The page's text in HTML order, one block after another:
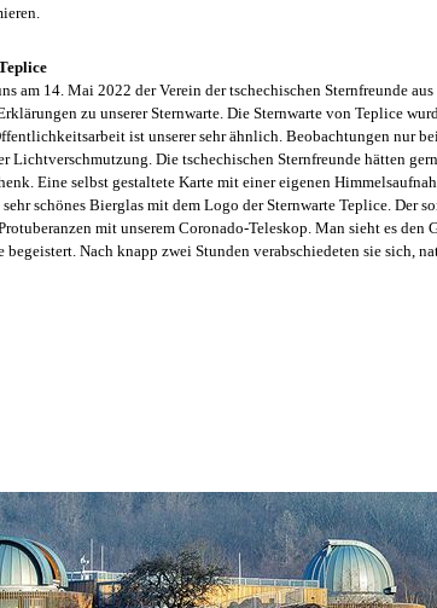
am 14. Mai 2022 der Verein der tschechischen Sternfreunde
zu unserer Sternwarte. Die Sternwarte von Teplice
ist unserer sehr ähnlich. Beobachtungen nur
Lichtverschmutzung. Die tschechischen Sternfreunde hätten
Eine selbst gestaltete Karte mit einer eigenen
schönes Bierglas mit dem Logo der Sternwarte Teplice. Der
mit unserem Coronado-Teleskop. Man sieht es den
Nach knapp zwei Stunden verabschiedeten sie sich,